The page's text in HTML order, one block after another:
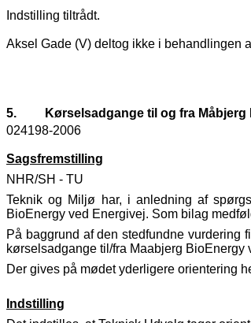
Indstilling tiltrådt.
Aksel Gade (V) deltog ikke i behandlingen
5.
Kørselsadgange til og fra
024198-2006
Sagsfremstilling
NHR/SH - TU
Teknik og Miljø har, i anledning af
BioEnergy ved Energivej. Som bilag
På baggrund af den stedfundne vurdering
kørselsadgange til/fra Maabjerg BioEnergy
Der gives på mødet yderligere orientering
Indstilling